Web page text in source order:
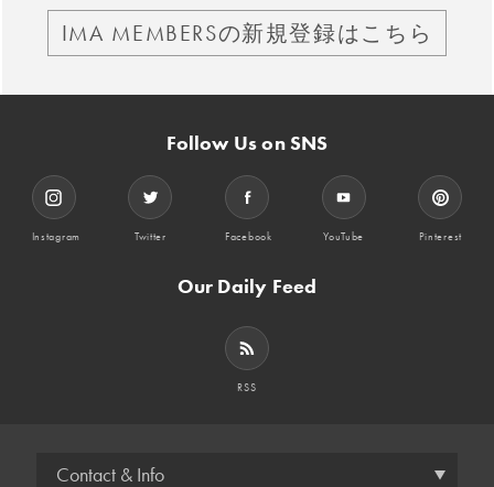
IMA MEMBERSの新規登録はこちら
Follow Us on SNS
Instagram Twitter Facebook YouTube Pinterest
Our Daily Feed
RSS
Contact & Info